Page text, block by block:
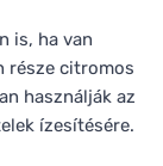
is, ha van
része citromos
használják az
ízesítésére.